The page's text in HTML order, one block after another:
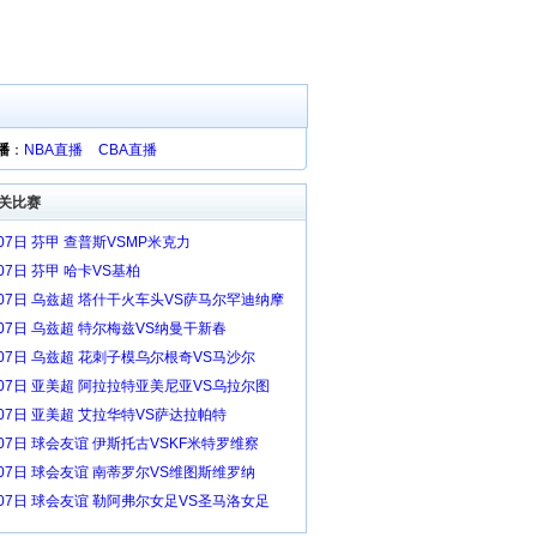
： NBA直播 CBA直播
比赛
日 芬甲 查普斯VSMP米克力
日 芬甲 哈卡VS基柏
日 乌兹超 塔什干火车头VS萨马尔罕迪纳摩
日 乌兹超 特尔梅兹VS纳曼干新春
日 乌兹超 花刺子模乌尔根奇VS马沙尔
日 亚美超 阿拉拉特亚美尼亚VS乌拉尔图
日 亚美超 艾拉华特VS萨达拉帕特
日 球会友谊 伊斯托古VSKF米特罗维察
日 球会友谊 南蒂罗尔VS维图斯维罗纳
日 球会友谊 勒阿弗尔女足VS圣马洛女足